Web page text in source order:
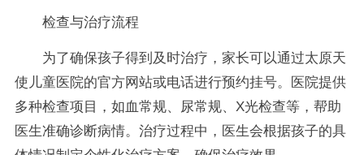
检查与治疗流程
为了确保孩子得到及时治疗，家长可以通过太原天
使儿童医院的官方网站或电话进行预约挂号。医院提供
多种检查项目，如血常规、尿常规、X光检查等，帮助
医生准确诊断病情。治疗过程中，医生会根据孩子的具